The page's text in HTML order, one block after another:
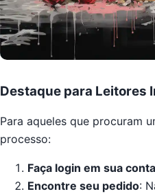
Destaque para Leitores
Para aqueles que procuram
processo:
Faça login em sua
Encontre seu pedido: